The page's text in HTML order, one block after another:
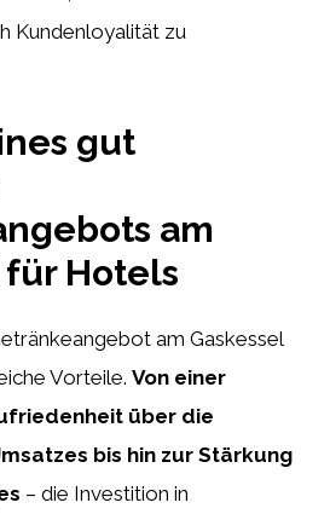
Kundenloyalität zu
gut
am
für Hotels
am Gaskessel
Vorteile. Von einer
über die
bis hin zur Stärkung
– die Investition in